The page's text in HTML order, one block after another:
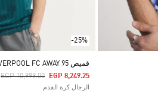
-25%
قميص LIVERPOOL FC AWAY 95
Price Reduced From
EGP 10,999.00ToEGP 8,249.25
الرجال كرة القدم